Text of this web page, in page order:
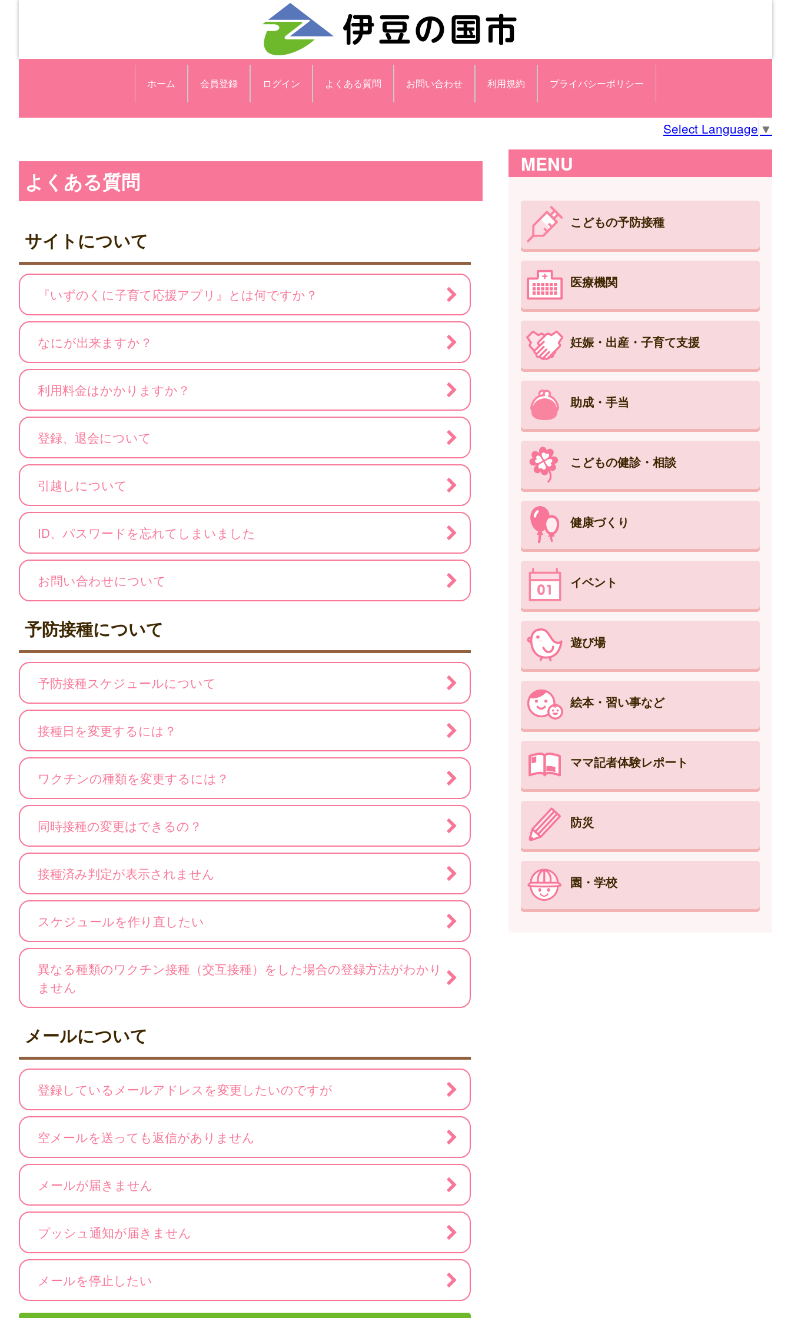
ホーム 会員登録 ログイン よくある質問 お問い合わせ 利用規約 プライバシーポリシー
Select Language ▼
よくある質問
サイトについて
『いずのくに子育て応援アプリ』とは何ですか？
なにが出来ますか？
利用料金はかかりますか？
登録、退会について
引越しについて
ID、パスワードを忘れてしまいました
お問い合わせについて
予防接種について
予防接種スケジュールについて
接種日を変更するには？
ワクチンの種類を変更するには？
同時接種の変更はできるの？
接種済み判定が表示されません
スケジュールを作り直したい
異なる種類のワクチン接種（交互接種）をした場合の登録方法がわかり
ません
メールについて
登録しているメールアドレスを変更したいのですが
空メールを送っても返信がありません
メールが届きません
プッシュ通知が届きません
メールを停止したい
MENU
こどもの予防接種
医療機関
妊娠・出産・子育て支援
助成・手当
こどもの健診・相談
健康づくり
イベント
遊び場
絵本・習い事など
ママ記者体験レポート
防災
園・学校